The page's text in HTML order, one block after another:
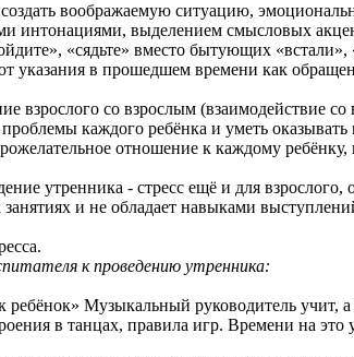
создать воображаемую ситуацию,
интонациями, выделением смысловых
«сядьте» вместо бытующих
указания в прошедшем времени как
взрослого со взрослым (взаимодействие
каждого ребёнка и уметь
отношение к каждому
утренника - стресс ещё и для
и не обладает навыками
к проведению утренника:
ребёнок» Музыкальный руководитель учит,
в танцах, правила игр. Времени на это